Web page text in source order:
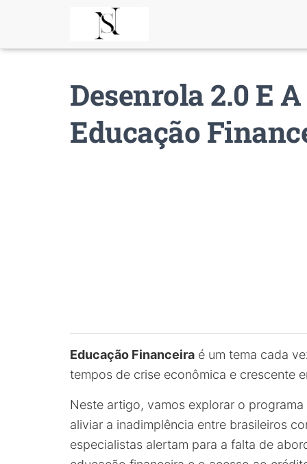
Desenrola 2.0 E
Educação
Educação Financeira é um tema cada
tempos de crise econômica e crescente
Neste artigo, vamos explorar o
aliviar a inadimplência entre brasileiros
especialistas alertam para a falta de